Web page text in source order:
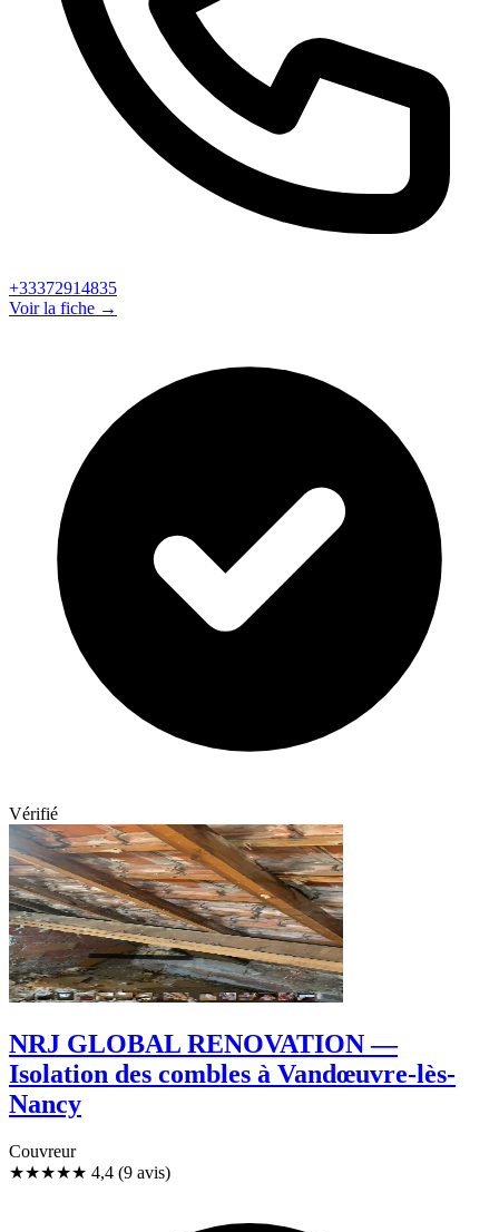
+33372914835
Voir la fiche →
Vérifié
NRJ GLOBAL RENOVATION —
Isolation des combles à Vandœuvre-lès-
Nancy
Couvreur
★★★★★ 4,4 (9 avis)